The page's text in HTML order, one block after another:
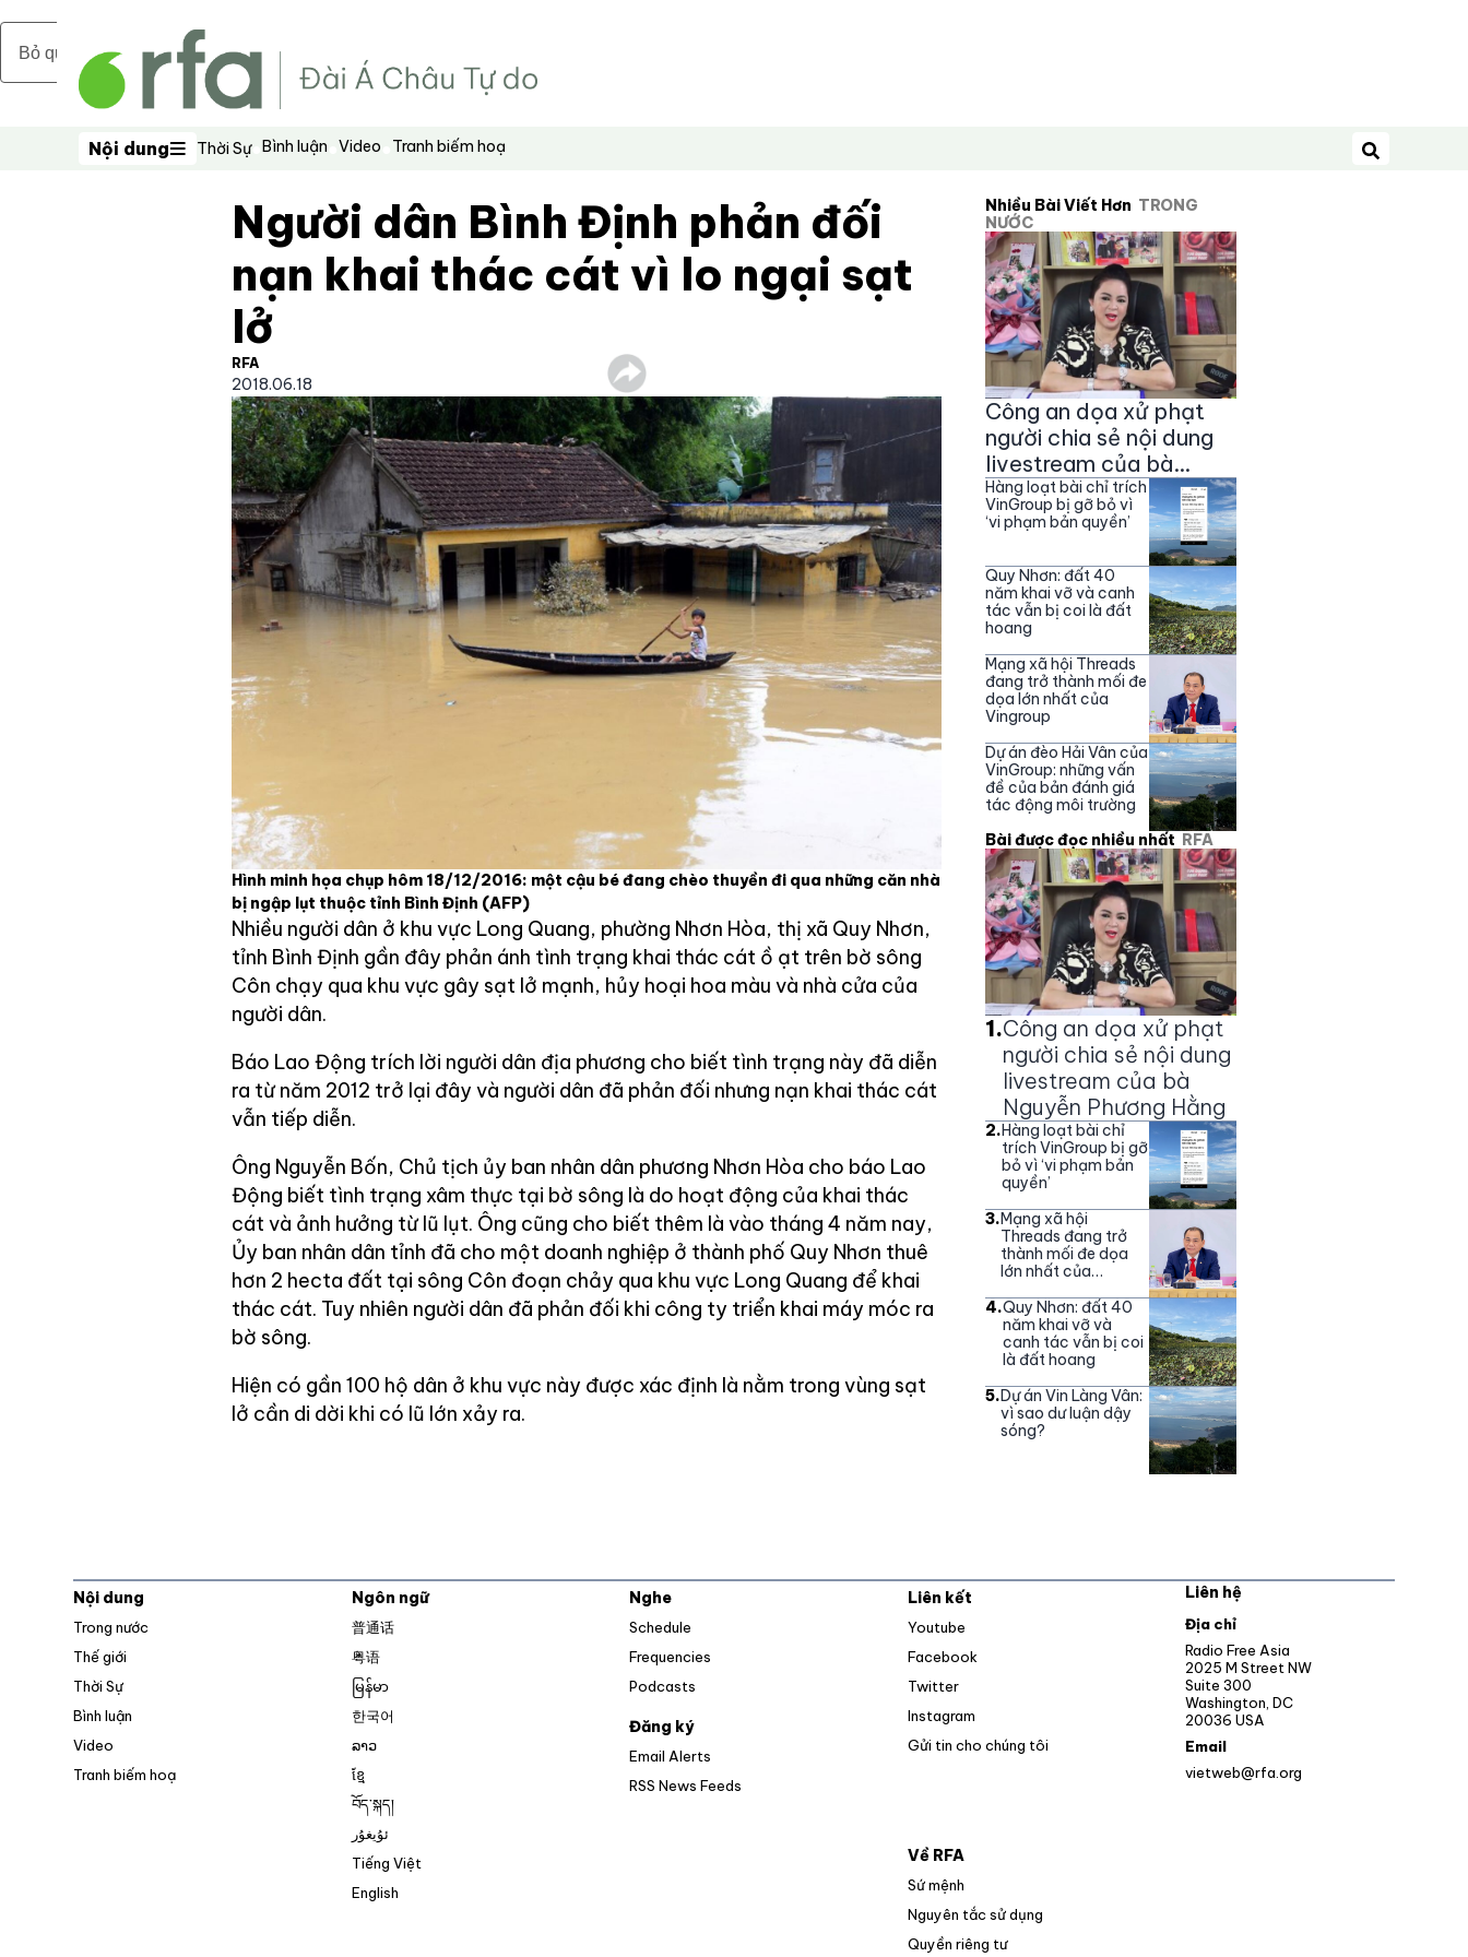
Bỏ qua nội dung chính
Nội dung
Nội dung Thời Sự Bình luận Video Tranh biếm hoạ
Tìm kiếm
Người dân Bình Định phản đối
nạn khai thác cát vì lo ngại sạt
lở
RFA
2018.06.18
Hình minh họa chụp hôm 18/12/2016: một cậu bé đang chèo thuyền đi qua những căn nhà
bị ngập lụt thuộc tỉnh Bình Định (AFP)
Nhiều người dân ở khu vực Long Quang, phường Nhơn Hòa, thị xã Quy Nhơn,
tỉnh Bình Định gần đây phản ánh tình trạng khai thác cát ồ ạt trên bờ sông
Côn chạy qua khu vực gây sạt lở mạnh, hủy hoại hoa màu và nhà cửa của
người dân.
Báo Lao Động trích lời người dân địa phương cho biết tình trạng này đã diễn
ra từ năm 2012 trở lại đây và người dân đã phản đối nhưng nạn khai thác cát
vẫn tiếp diễn.
Ông Nguyễn Bốn, Chủ tịch ủy ban nhân dân phương Nhơn Hòa cho báo Lao
Động biết tình trạng xâm thực tại bờ sông là do hoạt động của khai thác
cát và ảnh hưởng từ lũ lụt. Ông cũng cho biết thêm là vào tháng 4 năm nay,
Ủy ban nhân dân tỉnh đã cho một doanh nghiệp ở thành phố Quy Nhơn thuê
hơn 2 hecta đất tại sông Côn đoạn chảy qua khu vực Long Quang để khai
thác cát. Tuy nhiên người dân đã phản đối khi công ty triển khai máy móc ra
bờ sông.
Hiện có gần 100 hộ dân ở khu vực này được xác định là nằm trong vùng sạt
lở cần di dời khi có lũ lớn xảy ra.
Nhiều Bài Viết Hơn TRONG
NƯỚC
Công an dọa xử phạt
người chia sẻ nội dung
livestream của bà
Nguyễn Phương Hằng
Hàng loạt bài chỉ trích
VinGroup bị gỡ bỏ vì
‘vi phạm bản quyền’
Quy Nhơn: đất 40
năm khai vỡ và canh
tác vẫn bị coi là đất
hoang
Mạng xã hội Threads
đang trở thành mối đe
dọa lớn nhất của
Vingroup
Dự án đèo Hải Vân của
VinGroup: những vấn
đề của bản đánh giá
tác động môi trường
Bài được đọc nhiều nhất RFA
1.Công an dọa xử phạt
người chia sẻ nội dung
livestream của bà
Nguyễn Phương Hằng
2.Hàng loạt bài chỉ
trích VinGroup bị gỡ
bỏ vì ‘vi phạm bản
quyền’
3.Mạng xã hội
Threads đang trở
thành mối đe dọa
lớn nhất của
4.Quy Nhơn: đất 40
năm khai vỡ và
canh tác vẫn bị coi
là đất hoang
5.Dự án Vin Làng Vân:
vì sao dư luận dậy
sóng?
Nội dung
Trong nước
Thế giới
Thời Sự
Bình luận
Video
Tranh biếm hoạ
Ngôn ngữ
普通话
粤语
မြန်မာ
한국어
ລາວ
ខ្មែ
བོད་སྐད།
ئۇيغۇر
Tiếng Việt
English
Nghe
Schedule
Frequencies
Podcasts
Đăng ký
Email Alerts
RSS News Feeds
Liên kết
Youtube
Facebook
Twitter
Instagram
Gửi tin cho chúng tôi
Về RFA
Sứ mệnh
Nguyên tắc sử dụng
Quyền riêng tư
Liên hệ
Địa chỉ
Radio Free Asia
2025 M Street NW
Suite 300
Washington, DC
20036 USA
Email
vietweb@rfa.org